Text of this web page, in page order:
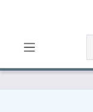
Zum Hauptinhalt